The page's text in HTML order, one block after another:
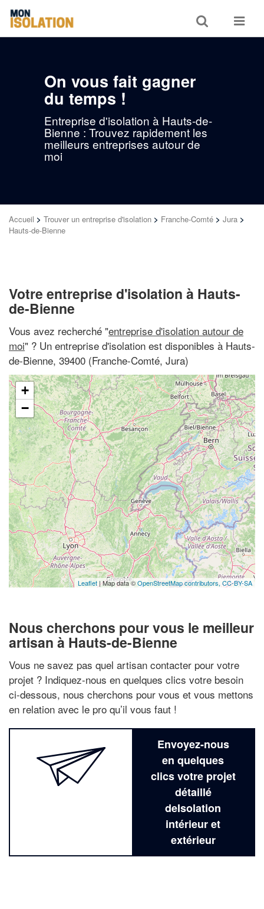
Toggle
search
Toggle
On vous fait gagner
du temps !
Entreprise d'isolation à Hauts-de-
Bienne : Trouvez rapidement les
meilleurs entreprises autour de
moi
Accueil > Trouver un entreprise d'isolation > Franche-Comté > Jura >
Hauts-de-Bienne
Votre entreprise d'isolation à Hauts-
de-Bienne
Vous avez recherché "entreprise d'isolation autour de
moi" ? Un entreprise d'isolation est disponibles à Hauts-
de-Bienne, 39400 (Franche-Comté, Jura)
+
−
Leaflet | Map data ©OpenStreetMap contributors,CC-BY-SA
Nous cherchons pour vous le meilleur
artisan à Hauts-de-Bienne
Vous ne savez pas quel artisan contacter pour votre
projet ? Indiquez-nous en quelques clics votre besoin
ci-dessous, nous cherchons pour vous et vous mettons
en relation avec le pro qu’il vous faut !
Envoyez-nous
en quelques
clics votre projet
détaillé
deIsolation
intérieur et
extérieur